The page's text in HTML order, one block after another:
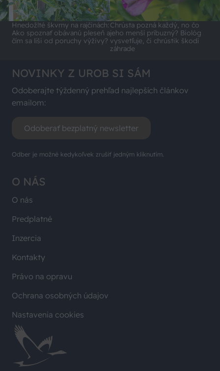
Hnedožlté škvrny na rajčinách:
Ako spoznať obávanú pleseň a
čím sa líši od poruchy výživy?
Chrústa pozná každý, no čo
jeho menší príbuzný? Biológ
vysvetľuje, či chrústik škodí
záhrade
O NÁS
O nás
Predplatné
Inzercia
Kontakty
Právo na opravu
Ochrana osobných údajov
Nastavenia cookies
NOVINKY Z UROB SI SÁM
Odoberajte týždenný prehľad najlepších článkov
emailom:
Odoberať bezplatný newsletter
Odber je možné kedykoľvek zrušiť jedným kliknutím.